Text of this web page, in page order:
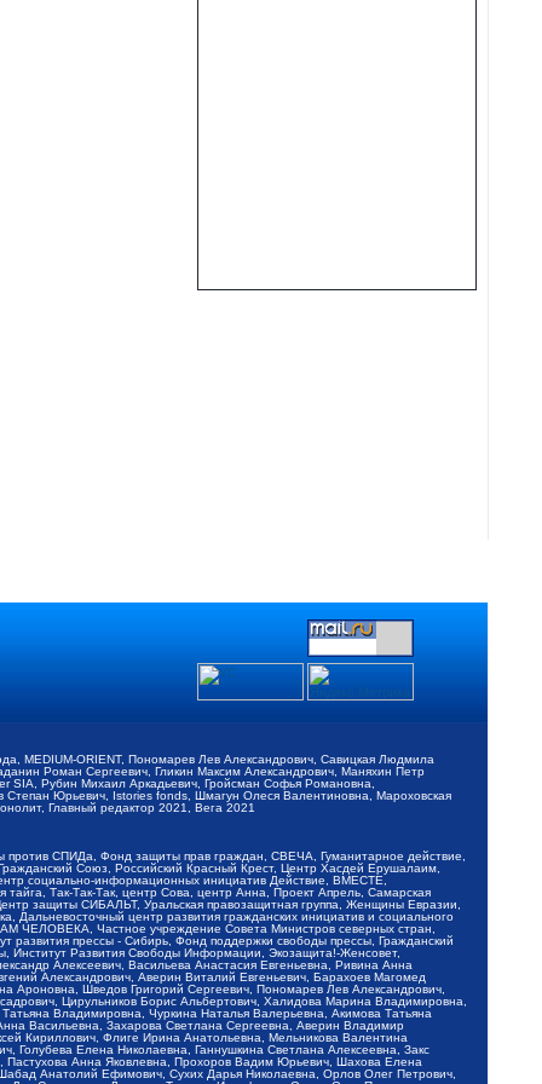
MEDIUM-ORIENT, Пономарев Лев Александрович, Савицкая Людмила
Роман Сергеевич, Гликин Максим Александрович, Маняхин Петр
Рубин Михаил Аркадьевич, Гройсман Софья Романовна,
Юрьевич, Istories fonds, Шмагун Олеся Валентиновна, Мароховская
Главный редактор 2021, Вега 2021
СПИДа, Фонд защиты прав граждан, СВЕЧА, Гуманитарное действие,
Союз, Российский Красный Крест, Центр Хасдей Ерушалаим,
социально-информационных инициатив Действие, ВМЕСТЕ,
Так-Так-Так, центр Сова, центр Анна, Проект Апрель, Самарская
защиты СИБАЛЬТ, Уральская правозащитная группа, Женщины Евразии,
Дальневосточный центр развития гражданских инициатив и социального
ЧЕЛОВЕКА, Частное учреждение Совета Министров северных стран,
прессы - Сибирь, Фонд поддержки свободы прессы, Гражданский
Институт Развития Свободы Информации, Экозащита!-Женсовет,
Алексеевич, Васильева Анастасия Евгеньевна, Ривина Анна
Александрович, Аверин Виталий Евгеньевич, Барахоев Магомед
Шведов Григорий Сергеевич, Пономарев Лев Александрович,
Цирульников Борис Альбертович, Халидова Марина Владимировна,
Владимировна, Чуркина Наталья Валерьевна, Акимова Татьяна
Васильевна, Захарова Светлана Сергеевна, Аверин Владимир
Кириллович, Флиге Ирина Анатольевна, Мельникова Валентина
Елена Николаевна, Ганнушкина Светлана Алексеевна, Закс
Анна Яковлевна, Прохоров Вадим Юрьевич, Шахова Елена
Анатолий Ефимович, Сухих Дарья Николаевна, Орлов Олег Петрович,